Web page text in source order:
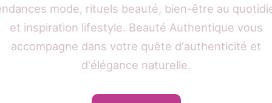
mode, rituels beauté, bien-être au
et inspiration lifestyle. Beauté Authentique vous
accompagne dans votre quête d'authenticité et
d'élégance naturelle.